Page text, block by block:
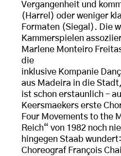
Vergangenheit und
(Harrel) oder weniger
Formaten (Siegal). Die
Kammerspielen
Marlene Monteiro
die
inklusive Kompanie
aus Madeira in die
ist schon erstaunlich –
Keersmaekers erste
Four Movements to the
Reich“ von 1982 noch
hingegen Staab
Choreograf François